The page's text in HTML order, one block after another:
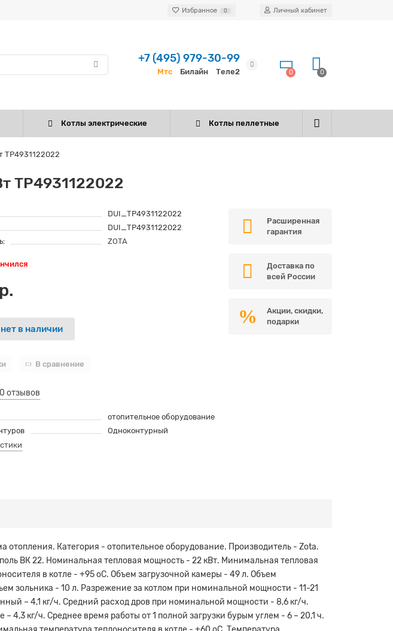
Избранное 0 Личный кабинет
+7 (495) 979-30-99
Мтс Билайн Теле2 0 0
Котлы электрические Котлы пеллетные
TP4931122022
TP4931122022
DUI_TP4931122022
DUI_TP4931122022
ZOTA
в наличии
В сравнение
0 отзывов
отопительное оборудование
Одноконтурный
Расширенная
гарантия
Доставка по
всей России
Акции, скидки,
подарки
Категория - отопительное оборудование. Производитель - Zota.
ВК 22. Номинальная тепловая мощность - 22 кВт. Минимальная тепловая
в котле - +95 оС. Объем загрузочной камеры - 49 л. Объем
зольника - 10 л. Разрежение за котлом при номинальной мощности - 11-21
– 4,1 кг/ч. Средний расход дров при номинальной мощности - 8,6 кг/ч.
кг/ч. Среднее время работы от 1 полной загрузки бурым углем - 6 – 20,1 ч.